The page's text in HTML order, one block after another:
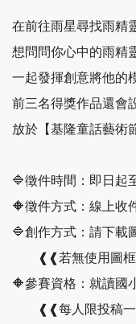
在前往雨星尋找雨精
想問問你心中的雨精
一起發揮創意將他的
前三名得獎作品還會
放於【基隆童話藝術
🔷徵件時間：即日起
🔶徵件方式：線上收
🔷創作方式：請下載
❰❰若無使用圖框
🔶參賽資格：就讀國
❰❰每人限投稿一